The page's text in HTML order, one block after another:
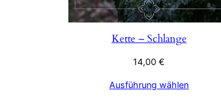
Kette – Schlange
14,00€
Ausführung wählen